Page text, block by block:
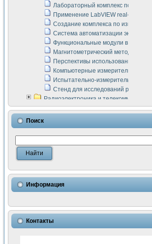
Лабораторный комплекс по
Применение LabVIEW real-time
Создание комплекса по
Система автоматизации
Функциональные модули в
Магнитометрический метод в
Перспективы использования
Компьютерные измерительные
Испытательно-измерительный
Стенд для исследований
Радиоэлектроника и телекоммуникации
LabVIEW в расчетах радиолиний
Аппаратно-программный
Виртуальный лабораторный
Измерение шумовых параметров
Измерительный
Использование NI LabVIEW для
Исследовние возможности
Математическое моделирование
Применение
Симуляция отклика импульсного
Автоматизация формирования
Поиск
Информация
Контакты